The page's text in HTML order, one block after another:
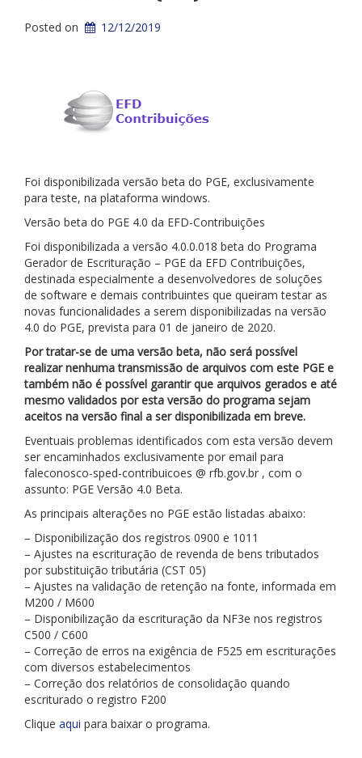
Posted on 12/12/2019
Foi disponibilizada versão beta do PGE, exclusivamente
para teste, na plataforma windows.
Versão beta do PGE 4.0 da EFD-Contribuições
Foi disponibilizada a versão 4.0.0.018 beta do Programa
Gerador de Escrituração – PGE da EFD Contribuições,
destinada especialmente a desenvolvedores de soluções
de software e demais contribuintes que queiram testar as
novas funcionalidades a serem disponibilizadas na versão
4.0 do PGE, prevista para 01 de janeiro de 2020.
Por tratar-se de uma versão beta, não será possível
realizar nenhuma transmissão de arquivos com este PGE e
também não é possível garantir que arquivos gerados e até
mesmo validados por esta versão do programa sejam
aceitos na versão final a ser disponibilizada em breve.
Eventuais problemas identificados com esta versão devem
ser encaminhados exclusivamente por email para
faleconosco-sped-contribuicoes @ rfb.gov.br , com o
assunto: PGE Versão 4.0 Beta.
As principais alterações no PGE estão listadas abaixo:
– Disponibilização dos registros 0900 e 1011
– Ajustes na escrituração de revenda de bens tributados
por substituição tributária (CST 05)
– Ajustes na validação de retenção na fonte, informada em
M200 / M600
– Disponibilização da escrituração da NF3e nos registros
C500 / C600
– Correção de erros na exigência de F525 em escriturações
com diversos estabelecimentos
– Correção dos relatórios de consolidação quando
escriturado o registro F200
Clique aqui para baixar o programa.